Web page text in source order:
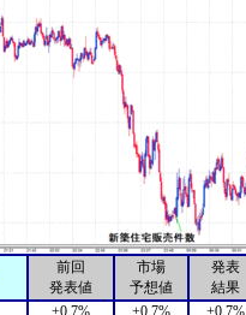
前回
発表値
市場
予想値
発表
結果
+0.7% +0.7%
+0.7%